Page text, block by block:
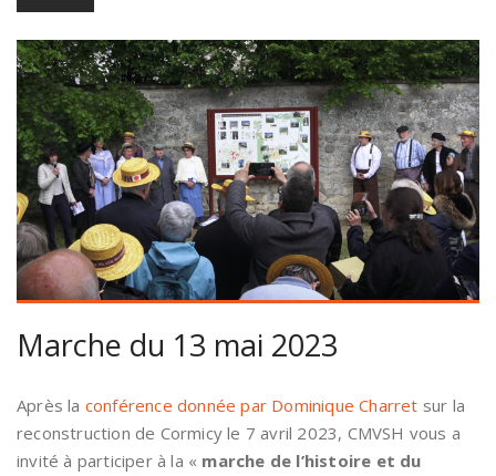
Marche du 13 mai 2023
Après la conférence donnée par Dominique Charret sur la
reconstruction de Cormicy le 7 avril 2023, CMVSH vous a
invité à participer à la « marche de l’histoire et du